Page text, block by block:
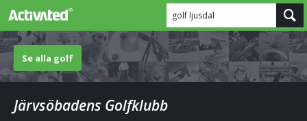
golf ljusdal
Se alla golf
Järvsöbadens Golfklubb